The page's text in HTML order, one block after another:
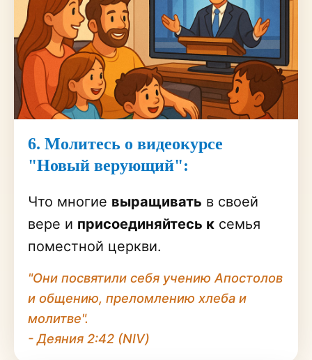
6. Молитесь о видеокурсе
"Новый верующий":
Что многие выращивать в своей
вере и присоединяйтесь к семья
поместной церкви.
"Они посвятили себя учению Апостолов
и общению, преломлению хлеба и
молитве".
- Деяния 2:42 (NIV)